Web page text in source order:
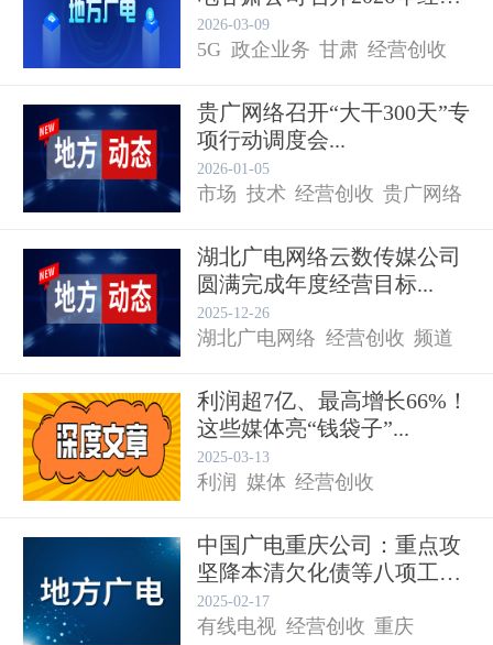
营...
2026-03-09
5G 政企业务 甘肃 经营创收
贵广网络召开“大干300天”专
项行动调度会...
2026-01-05
市场 技术 经营创收 贵广网络
湖北广电网络云数传媒公司
圆满完成年度经营目标...
2025-12-26
湖北广电网络 经营创收 频道
利润超7亿、最高增长66%！
这些媒体亮“钱袋子”...
2025-03-13
利润 媒体 经营创收
中国广电重庆公司：重点攻
坚降本清欠化债等八项工
作...
2025-02-17
有线电视 经营创收 重庆